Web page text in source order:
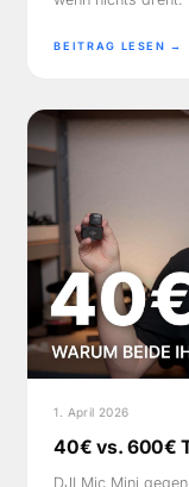
BEITRAG LESEN →
1. April 2026
40€ vs. 600€
DJI Mic Mini